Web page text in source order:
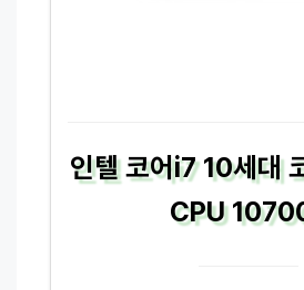
인텔 코어i7 10세대
CPU